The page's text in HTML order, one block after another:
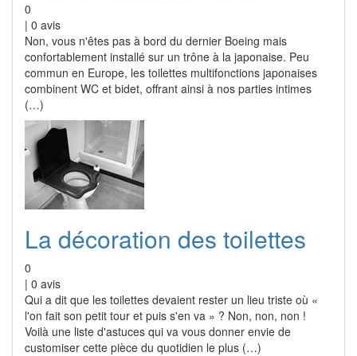
0
| 0 avis
Non, vous n'êtes pas à bord du dernier Boeing mais
confortablement installé sur un trône à la japonaise. Peu
commun en Europe, les toilettes multifonctions japonaises
combinent WC et bidet, offrant ainsi à nos parties intimes
(…)
La décoration des toilettes
0
| 0 avis
Qui a dit que les toilettes devaient rester un lieu triste où «
l'on fait son petit tour et puis s'en va » ? Non, non, non !
Voilà une liste d'astuces qui va vous donner envie de
customiser cette pièce du quotidien le plus (…)